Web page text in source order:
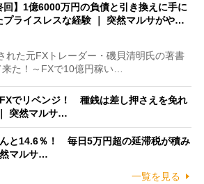
回】1億6000万円の負債と引き換えに手に
プライスレスな経験 ｜ 突然マルサがや…
た元FXトレーダー・磯貝清明氏の著書
来た！～FXで10億円稼い…
FXでリベンジ！ 種銭は差し押さえを免れ
突然マルサ…
んと14.6％！ 毎日5万円超の延滞税が積み
然マルサ…
一覧を見る